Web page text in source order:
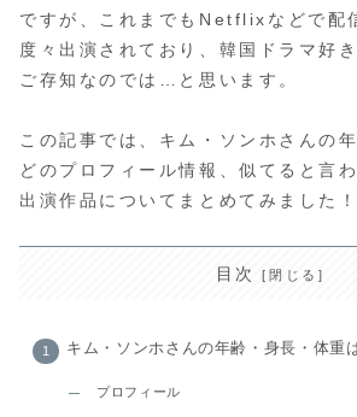
ですが、これまでもNetflixなどで配
度々出演されており、韓国ドラマ好
ご存知なのでは…と思います。
この記事では、キム・ソンホさんの
どのプロフィール情報、似てると言
出演作品についてまとめてみました！
目次
キム・ソンホさんの年齢・身長・体重
プロフィール